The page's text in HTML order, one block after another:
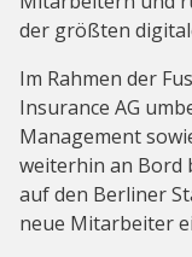
der größten
Im Rahmen der
Insurance AG
Management
weiterhin an Bord
auf den Berliner
neue Mitarbeiter